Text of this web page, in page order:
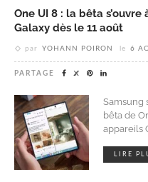
One UI 8 : la bêta
Galaxy dès le 11 août
par YOHANN POIRON le 6
PARTAGE
Samsung
bêta de
appareils
LIRE